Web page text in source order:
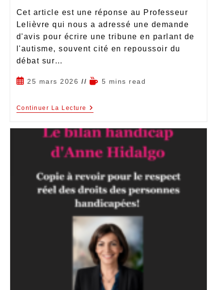
Cet article est une réponse au Professeur
Lelièvre qui nous a adressé une demande
d'avis pour écrire une tribune en parlant de
l'autisme, souvent cité en repoussoir du
débat sur…
25 mars 2026 5 mins read
Continuer La Lecture